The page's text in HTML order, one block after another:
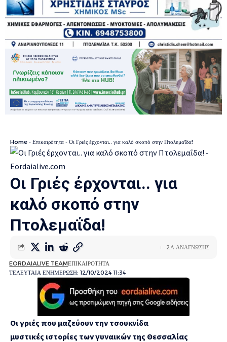
Home - Επικαιρότητα - Οι Γριές έρχονται.. για καλό σκοπό στην Πτολεμαΐδα!
Οι Γριές έρχονται.. για
καλό σκοπό στην
Πτολεμαΐδα!
ΤΕΛΕΥΤΑΙΑ ΕΝΗΜΕΡΩΣΗ: 12/10/2024 11:34
EORDAIALIVE TEAMΕΠΙΚΑΙΡΟΤΗΤΑ
2Λ ΑΝΑΓΝΩΣΗΣ
Οιγριές που μαζεύουν την τσουκνίδα
μυστικές ιστορίες τωνγυναικών της Θεσσαλίας